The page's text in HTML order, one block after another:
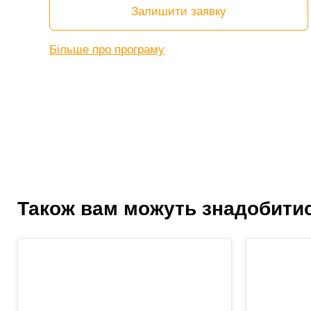
Залишити заявку
Більше про програму
Також вам можуть